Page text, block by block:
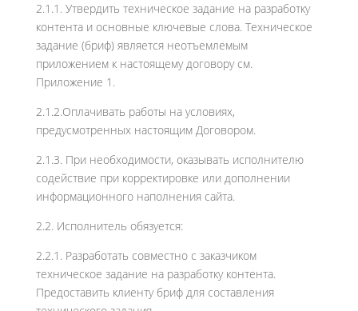
2.1.1. Утвердить техническое задание на разработку
контента и основные ключевые слова. Техническое
задание (бриф) является неотъемлемым
приложением к настоящему договору см.
Приложение 1.
2.1.2.Оплачивать работы на условиях,
предусмотренных настоящим Договором.
2.1.3. При необходимости, оказывать исполнителю
содействие при корректировке или дополнении
информационного наполнения сайта.
2.2. Исполнитель обязуется:
2.2.1. Разработать совместно с заказчиком
техническое задание на разработку контента.
Предоставить клиенту бриф для составления